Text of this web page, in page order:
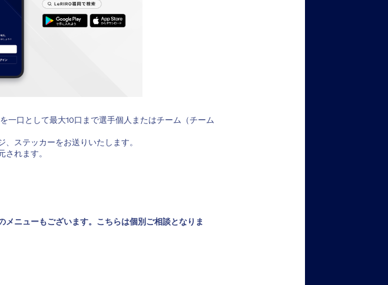
口として最大10口まで選手個人またはチーム（チーム
ステッカーをお送りいたします。
れます。
ニューもございます。こちらは個別ご相談となりま